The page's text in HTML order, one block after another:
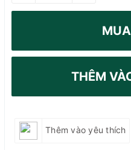
THÊM
Thêm vào yêu thích